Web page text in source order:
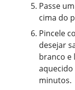
Passe
cima do
Pincele
desejar
branco e
aquecido
minutos.